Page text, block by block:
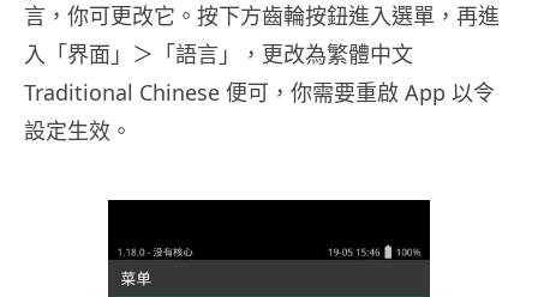
言，你可更改它。按下方齒輪按鈕進入選單，再進
入「界面」＞「語言」，更改為繁體中文
Traditional Chinese 便可，你需要重啟 App 以令
設定生效。